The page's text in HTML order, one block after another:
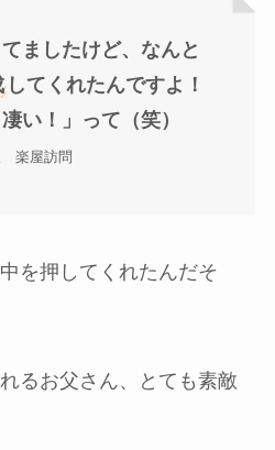
ましたけど、なんと
してくれたんですよ！
い！」って（笑）
楽屋訪問
を押してくれたんだそ
るお父さん、とても素敵